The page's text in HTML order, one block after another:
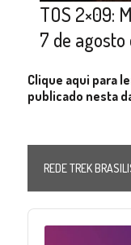
TOS 2×09:
7 de agosto
Clique aqui para
publicado nesta
REDE TREK
Audio
Player